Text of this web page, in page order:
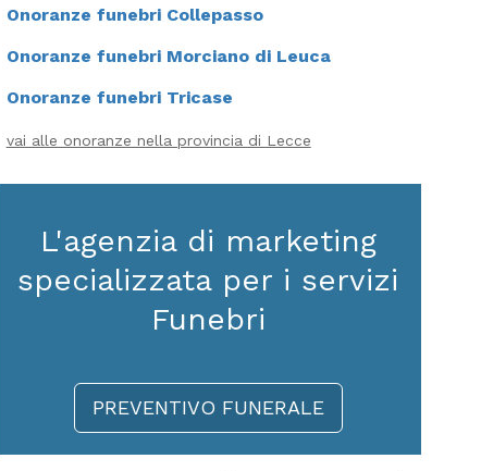
Onoranze funebri Collepasso
Onoranze funebri Morciano di Leuca
Onoranze funebri Tricase
vai alle onoranze nella provincia di Lecce
L'agenzia di marketing
specializzata per i servizi
Funebri
PREVENTIVO FUNERALE